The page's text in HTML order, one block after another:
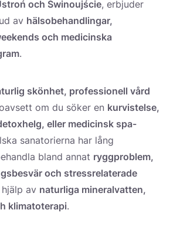
och Świnoujście, erbjuder
av hälsobehandlingar,
och medicinska
.
skönhet, professionell vård
om du söker en kurvistelse,
eller medicinsk spa-
sanatorierna har lång
bland annat ryggproblem,
och stressrelaterade
av naturliga mineralvatten,
klimatoterapi.